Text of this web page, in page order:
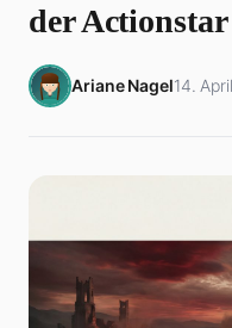
der
Ariane Nagel14.